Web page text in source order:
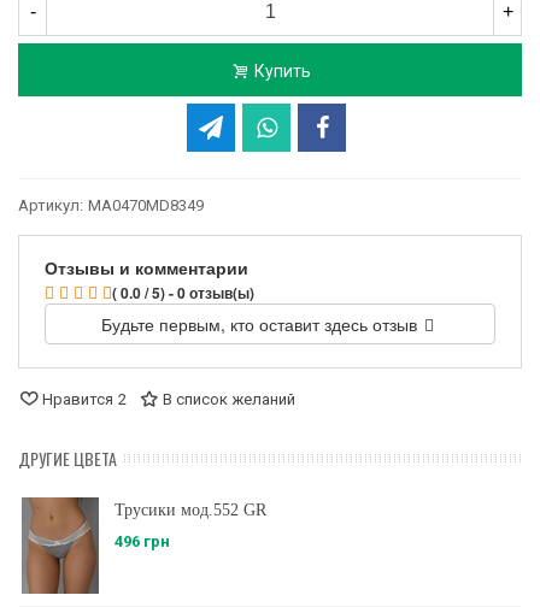
- +
Купить
Артикул: MA0470MD8349
Отзывы и комментарии
( 0.0 / 5) - 0 отзыв(ы)
Будьте первым, кто оставит здесь отзыв
Нравится 2 В список желаний
ДРУГИЕ ЦВЕТА
Трусики мод.552 GR
496 грн